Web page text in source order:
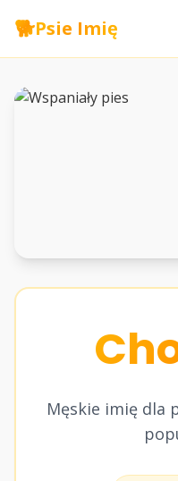
🐕Psie Imię
Męskie imię dla